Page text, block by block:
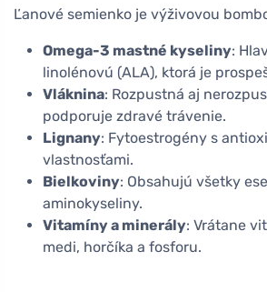
Ľanové semienko je výživovou
Omega-3 mastné kyseliny:
linolénovú (ALA), ktorá je
Vláknina: Rozpustná aj
podporuje zdravé trávenie.
Lignany: Fytoestrogény s
vlastnosťami.
Bielkoviny: Obsahujú všetky
aminokyseliny.
Vitamíny a minerály: Vrátane
medi, horčíka a fosforu.